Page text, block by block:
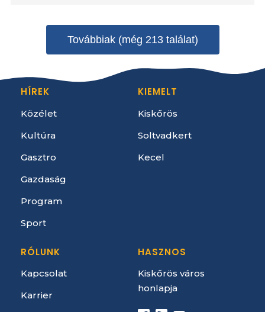
Továbbiak (még 213 találat)
HÍREK
Közélet
Kultúra
Gasztro
Gazdaság
Program
Sport
KIEMELT
Kiskőrös
Soltvadkert
Kecel
RÓLUNK
Kapcsolat
Karrier
HASZNOS
Kiskőrös város
honlapja